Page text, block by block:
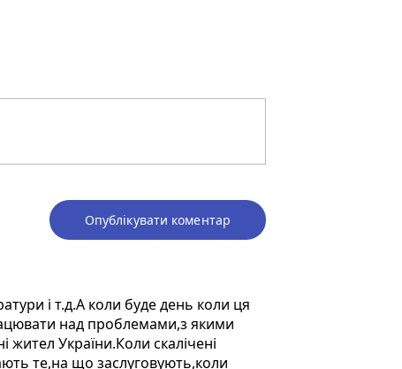
Опублікувати коментар
і т.д.А коли буде день коли ця
над проблемами,з якими
жител України.Коли скалічені
те,на що заслуговують,коли